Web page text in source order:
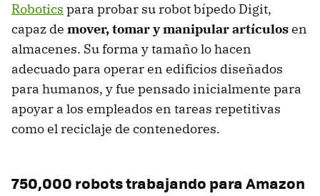
Robotics para probar su robot bípedo Digit,
capaz de mover, tomar y manipular artículosen
almacenes. Su forma y tamaño lo hacen
adecuado para operar en edificios diseñados
para humanos, y fue pensado inicialmente para
apoyar a los empleados en tareas repetitivas
como el reciclaje de contenedores.
750,000 robots trabajando para Amazon